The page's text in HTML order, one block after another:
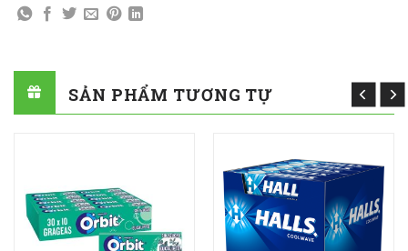
SẢN PHẨM TƯƠNG TỰ